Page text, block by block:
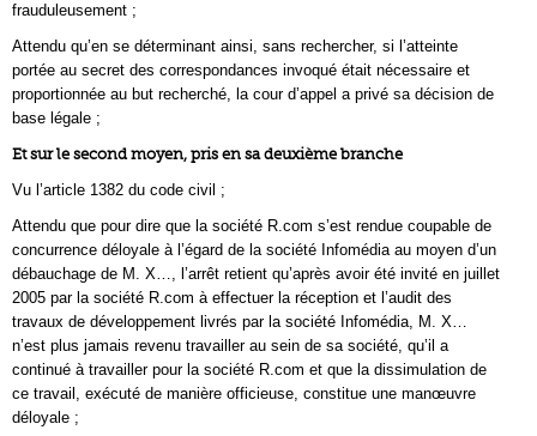
frauduleusement ;
Attendu qu’en se déterminant ainsi, sans rechercher, si l’atteinte
portée au secret des correspondances invoqué était nécessaire et
proportionnée au but recherché, la cour d’appel a privé sa décision de
base légale ;
Et sur le second moyen, pris en sa deuxième branche
Vu l’article 1382 du code civil ;
Attendu que pour dire que la société R.com s’est rendue coupable de
concurrence déloyale à l’égard de la société Infomédia au moyen d’un
débauchage de M. X…, l’arrêt retient qu’après avoir été invité en juillet
2005 par la société R.com à effectuer la réception et l’audit des
travaux de développement livrés par la société Infomédia, M. X…
n’est plus jamais revenu travailler au sein de sa société, qu’il a
continué à travailler pour la société R.com et que la dissimulation de
ce travail, exécuté de manière officieuse, constitue une manœuvre
déloyale ;